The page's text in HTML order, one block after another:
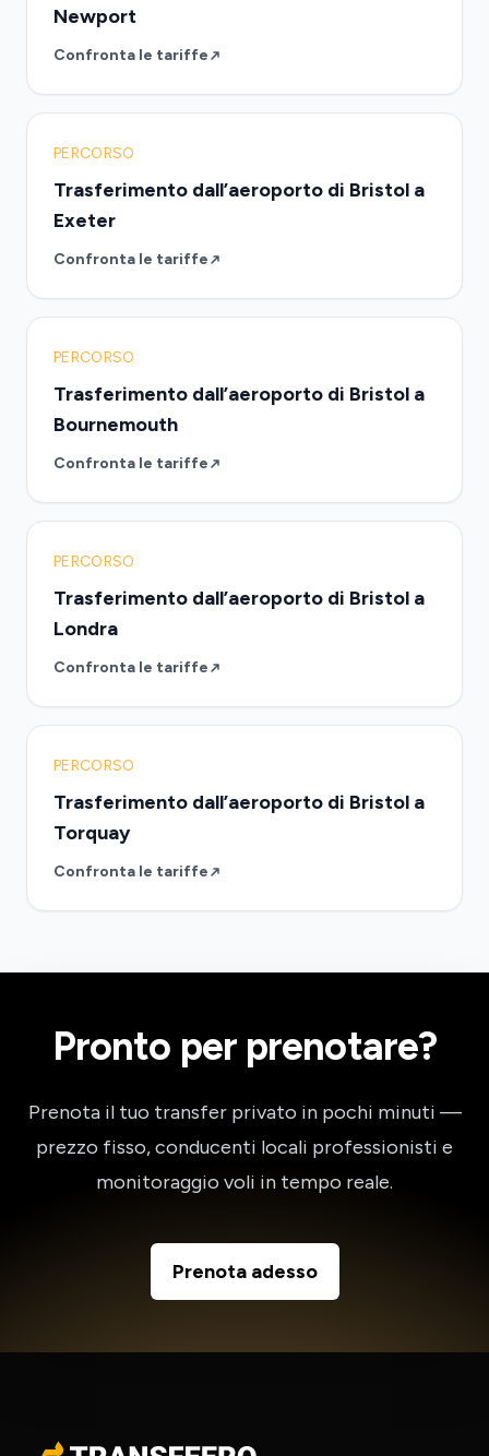
Newport
Confronta le tariffe
PERCORSO
Trasferimento dall’aeroporto di Bristol a
Exeter
Confronta le tariffe
PERCORSO
Trasferimento dall’aeroporto di Bristol a
Bournemouth
Confronta le tariffe
PERCORSO
Trasferimento dall’aeroporto di Bristol a
Londra
Confronta le tariffe
PERCORSO
Trasferimento dall’aeroporto di Bristol a
Torquay
Confronta le tariffe
Pronto per prenotare?
Prenota il tuo transfer privato in pochi minuti —
prezzo fisso, conducenti locali professionisti e
monitoraggio voli in tempo reale.
Prenota adesso